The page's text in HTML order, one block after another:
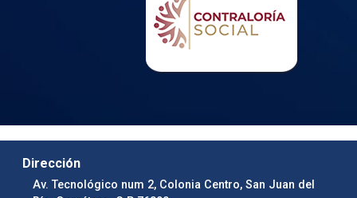
Dirección
Av. Tecnológico num 2, Colonia Centro, San Juan del